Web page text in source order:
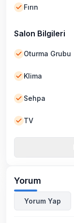
Fırın
Salon Bilgileri
Oturma Grubu
Klima
Sehpa
TV
Yorum
Yorum Yap